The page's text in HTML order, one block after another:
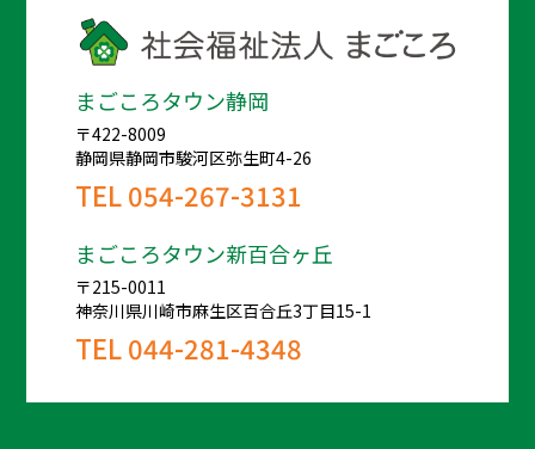
まごころタウン静岡
〒422-8009
静岡県静岡市駿河区弥生町4-26
TEL054-267-3131
まごころタウン新百合ヶ丘
〒215-0011
神奈川県川崎市麻生区百合丘3丁目15-1
TEL044-281-4348